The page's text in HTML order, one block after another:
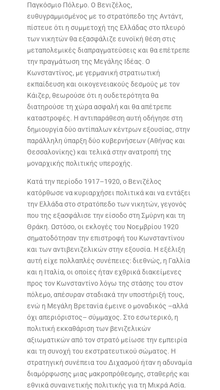
Παγκόσμιο Πόλεμο. Ο Βενιζέλος,
ευθυγραμμισμένος με το στρατόπεδο της Αντάντ,
πίστευε ότι η συμμετοχή της Ελλάδας στο πλευρό
των νικητών θα εξασφάλιζε ευνοϊκή θέση στις
μεταπολεμικές διαπραγματεύσεις και θα επέτρεπε
την πραγμάτωση της Μεγάλης Ιδέας. Ο
Κωνσταντίνος, με γερμανική στρατιωτική
εκπαίδευση και οικογενειακούς δεσμούς με τον
Κάιζερ, θεωρούσε ότι η ουδετερότητα θα
διατηρούσε τη χώρα ασφαλή και θα απέτρεπε
καταστροφές. Η αντιπαράθεση αυτή οδήγησε στη
δημιουργία δύο αντίπαλων κέντρων εξουσίας, στην
παράλληλη ύπαρξη δύο κυβερνήσεων (Αθήνας και
Θεσσαλονίκης) και τελικά στην ανατροπή της
μοναρχικής πολιτικής υπεροχής.
Κατά την περίοδο 1917–1920, ο Βενιζέλος
κατόρθωσε να κυριαρχήσει πολιτικά και να εντάξει
την Ελλάδα στο στρατόπεδο των νικητών, γεγονός
που της εξασφάλισε την είσοδο στη Σμύρνη και τη
Θράκη. Ωστόσο, οι εκλογές του Νοεμβρίου 1920
σηματοδότησαν την επιστροφή του Κωνσταντίνου
και των αντιβενιζελικών στην εξουσία. Η εξέλιξη
αυτή είχε πολλαπλές συνέπειες: διεθνώς, η Γαλλία
και η Ιταλία, οι οποίες ήταν εχθρικά διακείμενες
προς τον Κωνσταντίνο λόγω της στάσης του στον
πόλεμο, απέσυραν σταδιακά την υποστήριξή τους,
ενώ η Μεγάλη Βρετανία έμεινε ο μοναδικός –αλλά
όχι απεριόριστος– σύμμαχος. Στο εσωτερικό, η
πολιτική εκκαθάριση των βενιζελικών
αξιωματικών από τον στρατό μείωσε την εμπειρία
και τη συνοχή του εκστρατευτικού σώματος. Η
στρατηγική συνέπεια του Διχασμού ήταν η αδυναμία
διαμόρφωσης μιας μακροπρόθεσμης, σταθερής και
εθνικά συναινετικής πολιτικής για τη Μικρά Ασία.